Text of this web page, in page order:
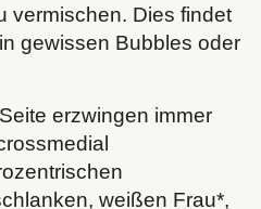
vermischen. Dies findet
gewissen Bubbles oder
erzwingen immer
weißen Frau*,